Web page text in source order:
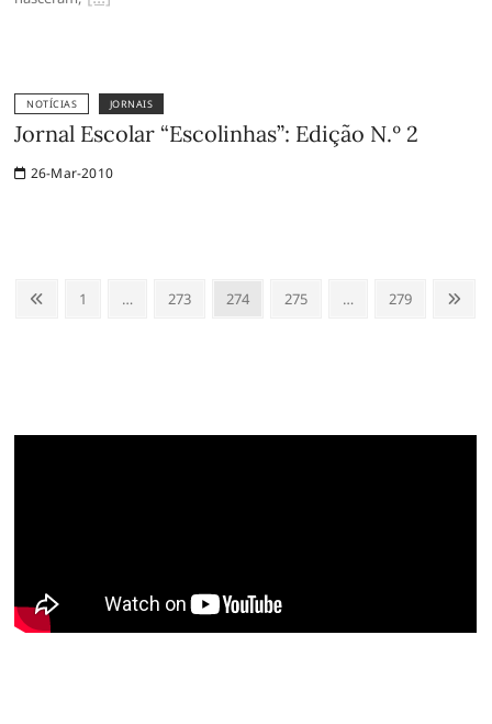
NOTÍCIAS JORNAIS
Jornal Escolar “Escolinhas”: Edição N.º 2
26-Mar-2010
Paginação
AnteriorPage
1 … Page
273 Page
274 Page
275 … Page
279